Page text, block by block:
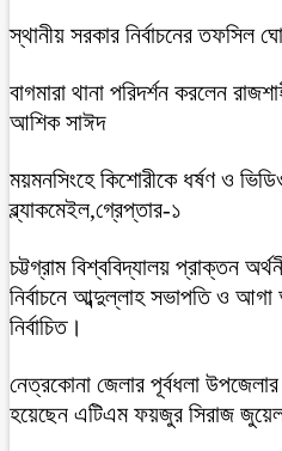
স্থানীয় সরকার নির্বাচনের তফসিল
বাগমারা থানা পরিদর্শন করলেন
আশিক সাঈদ
ময়মনসিংহে কিশোরীকে ধর্ষণ ও
ব্ল্যাকমেইল,গ্রেপ্তার-১
চট্টগ্রাম বিশ্ববিদ্যালয় প্রাক্তন
নির্বাচনে আব্দুল্লাহ সভাপতি ও
নির্বাচিত।
নেত্রকোনা জেলার পূর্বধলা
হয়েছেন এটিএম ফয়জুর সিরাজ